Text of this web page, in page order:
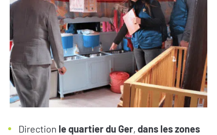
Direction le quartier du Ger, dans les zones